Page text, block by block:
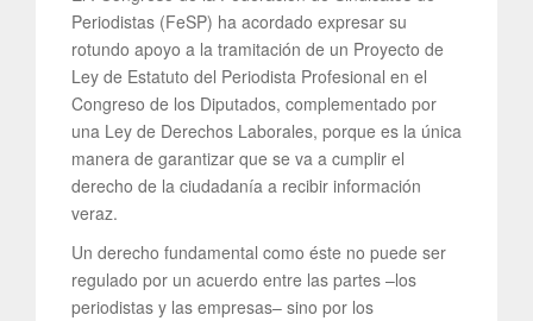
Periodistas (FeSP) ha acordado expresar su
rotundo apoyo a la tramitación de un Proyecto de
Ley de Estatuto del Periodista Profesional en el
Congreso de los Diputados, complementado por
una Ley de Derechos Laborales, porque es la única
manera de garantizar que se va a cumplir el
derecho de la ciudadanía a recibir información
veraz.
Un derecho fundamental como éste no puede ser
regulado por un acuerdo entre las partes –los
periodistas y las empresas– sino por los